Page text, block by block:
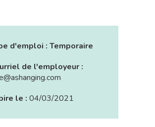
d'emploi : Temporaire
de l'employeur :
le : 04/03/2021